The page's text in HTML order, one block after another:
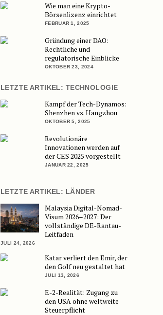
Wie man eine Krypto-
Börsenlizenz einrichtet
FEBRUAR 1, 2025
Gründung einer DAO:
Rechtliche und
regulatorische Einblicke
OKTOBER 23, 2024
LETZTE ARTIKEL: TECHNOLOGIE
Kampf der Tech-Dynamos:
Shenzhen vs. Hangzhou
OKTOBER 5, 2025
Revolutionäre
Innovationen werden auf
der CES 2025 vorgestellt
JANUAR 22, 2025
LETZTE ARTIKEL: LÄNDER
Malaysia Digital-Nomad-
Visum 2026–2027: Der
vollständige DE-Rantau-
Leitfaden
JULI 24, 2026
Katar verliert den Emir, der
den Golf neu gestaltet hat
JULI 13, 2026
E-2-Realität: Zugang zu
den USA ohne weltweite
Steuerpflicht